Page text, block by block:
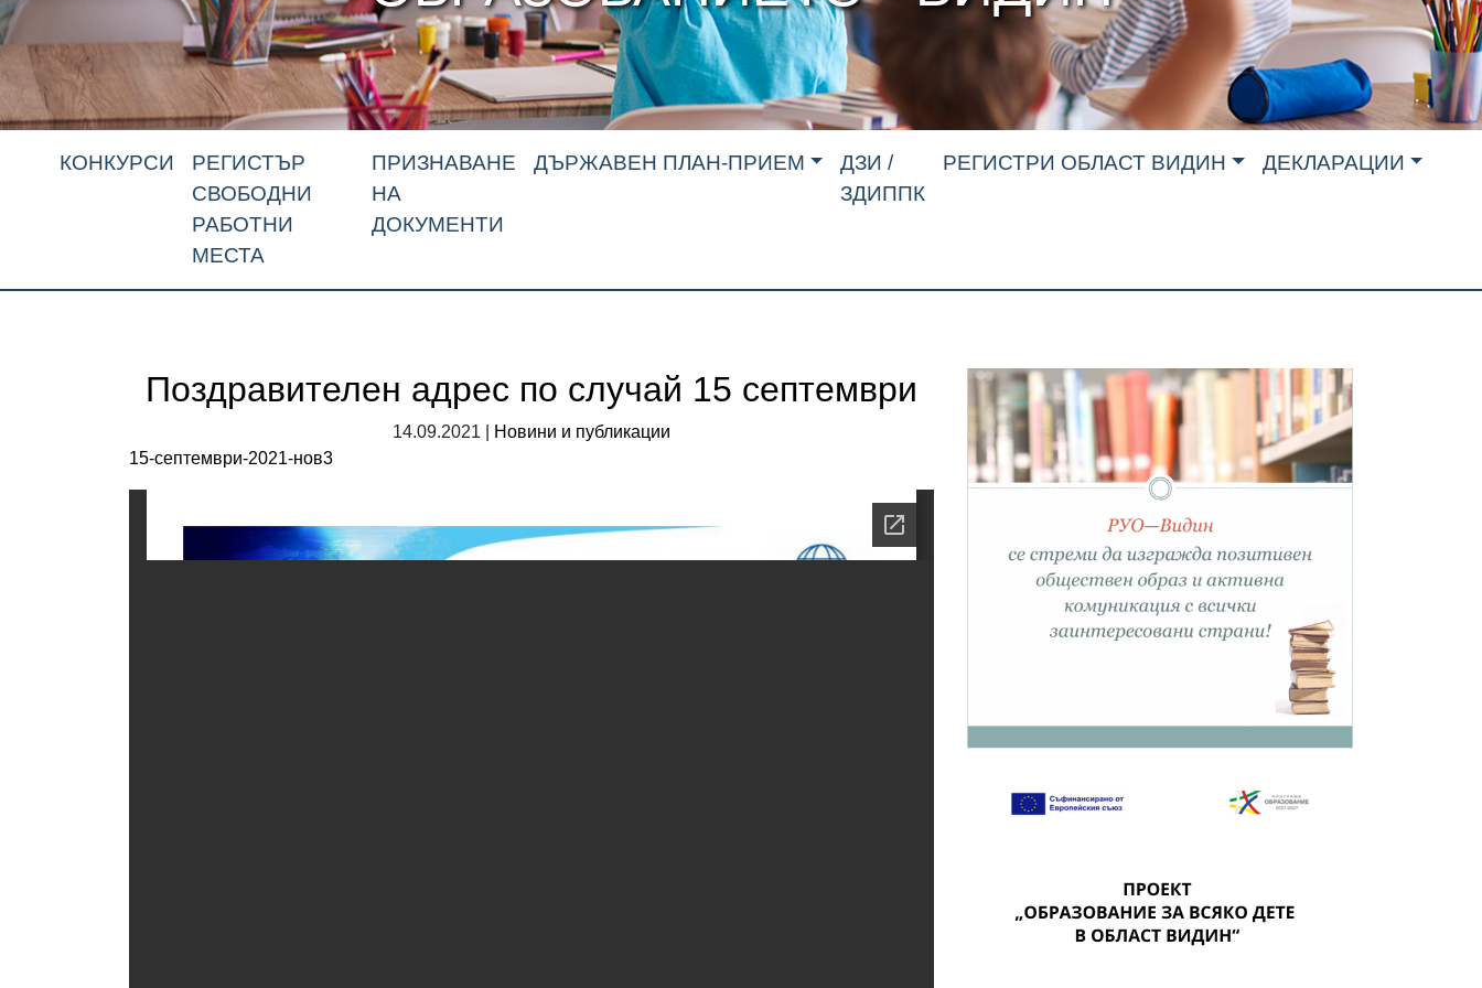
КОНКУРСИ
РЕГИСТЪР
СВОБОДНИ
РАБОТНИ
МЕСТА
ПРИЗНАВАНЕ
НА
ДОКУМЕНТИ
ДЪРЖАВЕН ПЛАН-ПРИЕМ
ДЗИ /
ЗДИППК
РЕГИСТРИ ОБЛАСТ ВИДИН ДЕКЛАРАЦИИ
Поздравителен адрес по случай 15 септември
14.09.2021 |
Новини и публикации
15-септември-2021-нов3